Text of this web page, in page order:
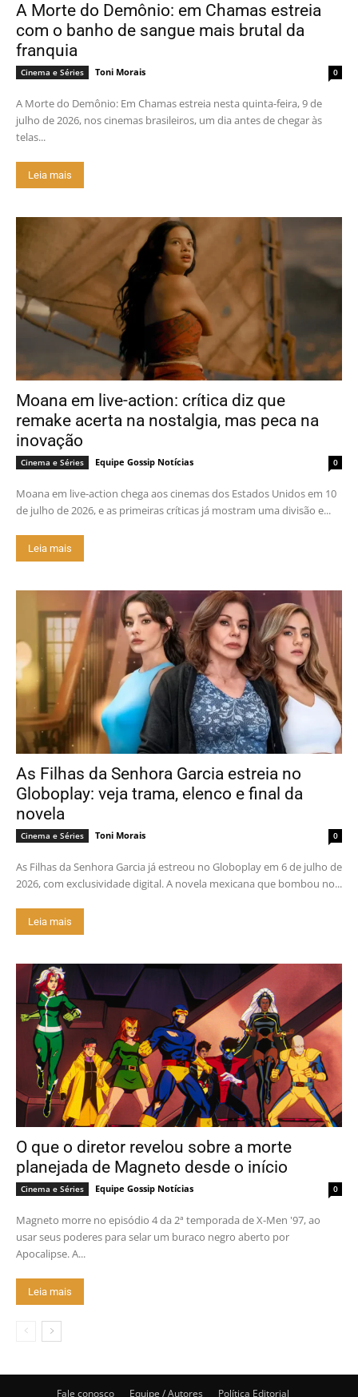
A Morte do Demônio: em Chamas estreia
com o banho de sangue mais brutal da
franquia
Cinema e Séries Toni Morais 0
A Morte do Demônio: Em Chamas estreia nesta quinta-feira, 9 de
julho de 2026, nos cinemas brasileiros, um dia antes de chegar às
telas...
Leia mais
Moana em live-action: crítica diz que
remake acerta na nostalgia, mas peca na
inovação
Cinema e Séries Equipe Gossip Notícias 0
Moana em live-action chega aos cinemas dos Estados Unidos em 10
de julho de 2026, e as primeiras críticas já mostram uma divisão e...
Leia mais
As Filhas da Senhora Garcia estreia no
Globoplay: veja trama, elenco e final da
novela
Cinema e Séries Toni Morais 0
As Filhas da Senhora Garcia já estreou no Globoplay em 6 de julho de
2026, com exclusividade digital. A novela mexicana que bombou no...
Leia mais
O que o diretor revelou sobre a morte
planejada de Magneto desde o início
Cinema e Séries Equipe Gossip Notícias 0
Magneto morre no episódio 4 da 2ª temporada de X-Men '97, ao
usar seus poderes para selar um buraco negro aberto por
Apocalipse. A...
Leia mais
Fale conosco Equipe / Autores Política Editorial